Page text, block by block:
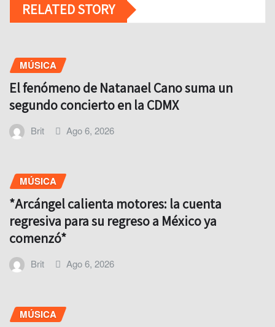
RELATED STORY
MÚSICA
El fenómeno de Natanael Cano suma un
segundo concierto en la CDMX
Brit Ago 6, 2026
MÚSICA
*Arcángel calienta motores: la cuenta
regresiva para su regreso a México ya
comenzó*
Brit Ago 6, 2026
MÚSICA